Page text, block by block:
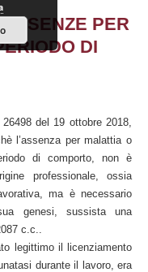
PER
DI
del 19 ottobre 2018,
l’assenza per malattia o
di comporto, non è
professionale, ossia
ma è necessario
genesi, sussista una
c.c..
legittimo il licenziamento
durante il lavoro, era